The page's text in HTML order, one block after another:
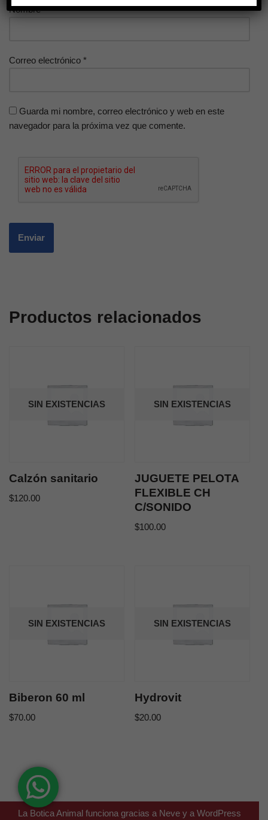
Nombre*
Correo electrónico *
Guarda mi nombre, correo electrónico y web en este
navegador para la próxima vez que comente.
Productos relacionados
SIN EXISTENCIAS
Calzón sanitario
$120.00
SIN EXISTENCIAS
JUGUETE PELOTA
FLEXIBLE CH
C/SONIDO
$100.00
SIN EXISTENCIAS
Biberon 60 ml
$70.00
SIN EXISTENCIAS
Hydrovit
$20.00
La Botica Animal funciona gracias a Neve y a WordPress